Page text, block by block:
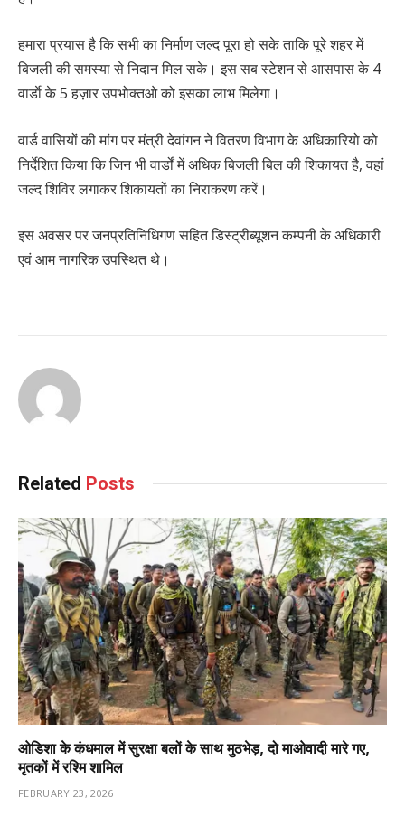
हमारा प्रयास है कि सभी का निर्माण जल्द पूरा हो सके ताकि पूरे शहर में
बिजली की समस्या से निदान मिल सके। इस सब स्टेशन से आसपास के 4
वार्डाे के 5 हज़ार उपभोक्तओ को इसका लाभ मिलेगा।
वार्ड वासियों की मांग पर मंत्री देवांगन ने वितरण विभाग के अधिकारियो को
निर्देशित किया कि जिन भी वार्डों में अधिक बिजली बिल की शिकायत है, वहां
जल्द शिविर लगाकर शिकायतों का निराकरण करें।
इस अवसर पर जनप्रतिनिधिगण सहित डिस्ट्रीब्यूशन कम्पनी के अधिकारी
एवं आम नागरिक उपस्थित थे।
Related Posts
ओडिशा के कंधमाल में सुरक्षा बलों के साथ मुठभेड़, दो माओवादी मारे गए,
मृतकों में रश्मि शामिल
FEBRUARY 23, 2026